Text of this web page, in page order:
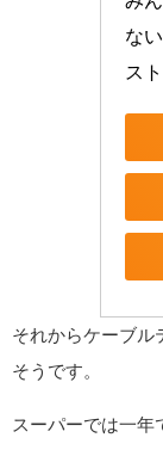
な
ス
それからケーブル
そうです。
スーパーでは一年